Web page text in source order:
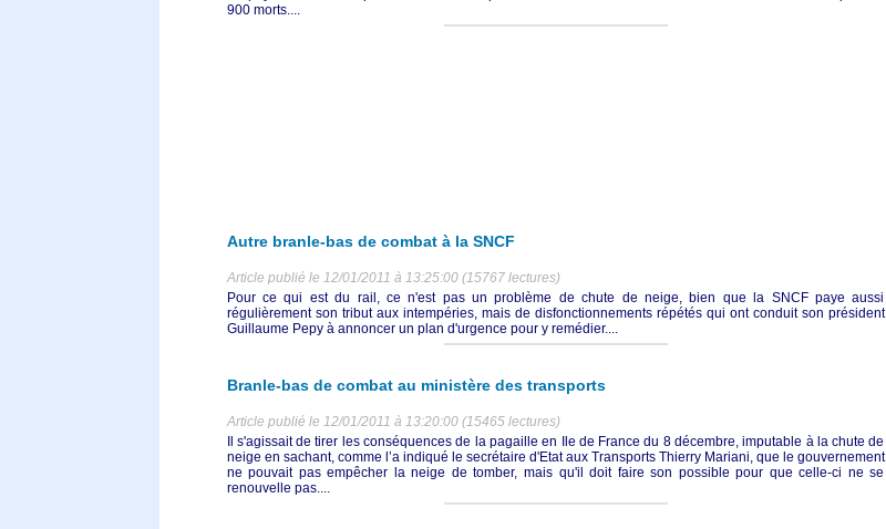
900 morts....
Autre branle-bas de combat à la SNCF
Article publié le 12/01/2011 à 13:25:00 (15767 lectures)
Pour ce qui est du rail, ce n'est pas un problème de chute de neige, bien que la SNCF paye aussi
régulièrement son tribut aux intempéries, mais de disfonctionnements répétés qui ont conduit son président
Guillaume Pepy à annoncer un plan d'urgence pour y remédier....
Branle-bas de combat au ministère des transports
Article publié le 12/01/2011 à 13:20:00 (15465 lectures)
Il s'agissait de tirer les conséquences de la pagaille en Ile de France du 8 décembre, imputable à la chute de
neige en sachant, comme l’a indiqué le secrétaire d'Etat aux Transports Thierry Mariani, que le gouvernement
ne pouvait pas empêcher la neige de tomber, mais qu'il doit faire son possible pour que celle-ci ne se
renouvelle pas....